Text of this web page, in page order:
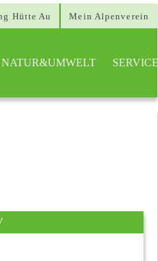
Hütte Au Mein Alpenverein
NATUR&UMWELT SERVICE